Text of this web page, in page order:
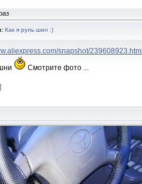
Как я руль шил :)
snapshot/239608923.html
Смотрите фото ...